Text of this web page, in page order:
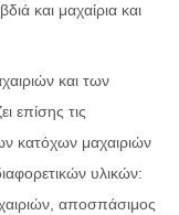
και μαχαίρια και
και των
επίσης τις
κατόχων μαχαιριών
υλικών:
αποσπάσιμος